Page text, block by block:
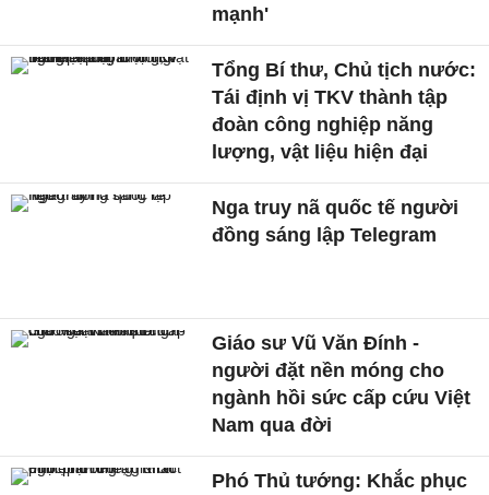
mạnh'
Tổng Bí thư, Chủ tịch nước:
Tái định vị TKV thành tập
đoàn công nghiệp năng
lượng, vật liệu hiện đại
Nga truy nã quốc tế người
đồng sáng lập Telegram
Giáo sư Vũ Văn Đính -
người đặt nền móng cho
ngành hồi sức cấp cứu Việt
Nam qua đời
Phó Thủ tướng: Khắc phục